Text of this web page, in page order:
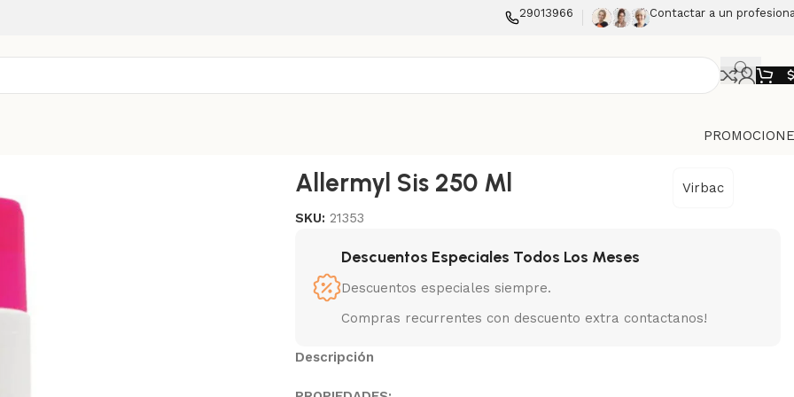
29013966 Contactar a un
$
Allermyl Sis 250 Ml
Virbac
SKU:21353
Descuentos Especiales Todos Los Meses
Descuentos especiales siempre.
Compras recurrentes con descuento extra contactanos!
Descripción